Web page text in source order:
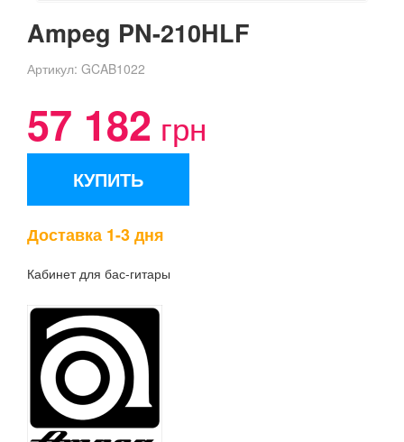
Ampeg PN-210HLF
Артикул: GCAB1022
57 182 грн
КУПИТЬ
Доставка 1-3 дня
Кабинет для бас-гитары